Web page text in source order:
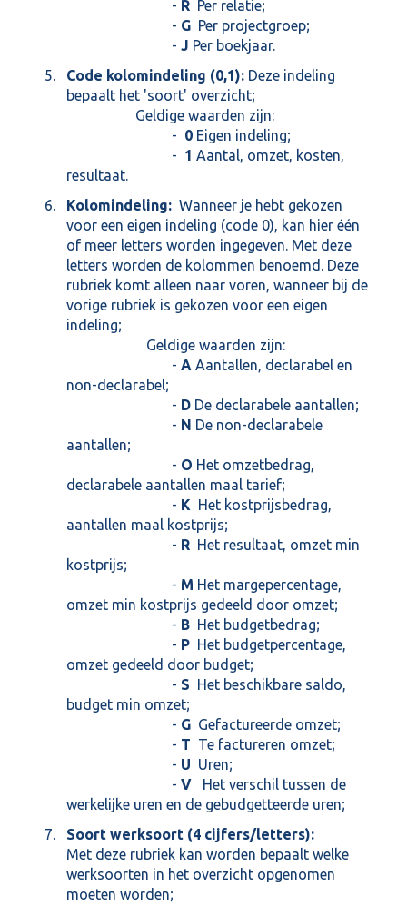
- R Per relatie;
- G Per projectgroep;
- J Per boekjaar.
Code kolomindeling (0,1): Deze indeling
bepaalt het 'soort' overzicht;
Geldige waarden zijn:
- 0 Eigen indeling;
- 1 Aantal, omzet, kosten,
resultaat.
Kolomindeling: Wanneer je hebt gekozen
voor een eigen indeling (code 0), kan hier één
of meer letters worden ingegeven. Met deze
letters worden de kolommen benoemd. Deze
rubriek komt alleen naar voren, wanneer bij de
vorige rubriek is gekozen voor een eigen
indeling;
Geldige waarden zijn:
- A Aantallen, declarabel en
non-declarabel;
- D De declarabele aantallen;
- N De non-declarabele
aantallen;
- O Het omzetbedrag,
declarabele aantallen maal tarief;
- K Het kostprijsbedrag,
aantallen maal kostprijs;
- R Het resultaat, omzet min
kostprijs;
- M Het margepercentage,
omzet min kostprijs gedeeld door omzet;
- B Het budgetbedrag;
- P Het budgetpercentage,
omzet gedeeld door budget;
- S Het beschikbare saldo,
budget min omzet;
- G Gefactureerde omzet;
- T Te factureren omzet;
- U Uren;
- V Het verschil tussen de
werkelijke uren en de gebudgetteerde uren;
Soort werksoort (4 cijfers/letters):
Met deze rubriek kan worden bepaalt welke
werksoorten in het overzicht opgenomen
moeten worden;